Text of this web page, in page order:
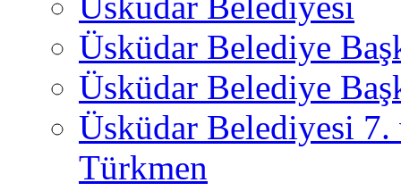
Üsküdar Belediye
Üsküdar Belediye
Üsküdar Belediyesi
Türkmen